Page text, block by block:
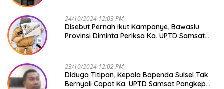
24/10/2024 12:03 PM
Disebut Pernah Ikut Kampanye, Bawaslu
Provinsi Diminta Periksa Ka. UPTD Samsat
23/10/2024 12:02 PM
Diduga Titipan, Kepala Bapenda Sulsel Tak
Bernyali Copot Ka. UPTD Samsat Pangkep